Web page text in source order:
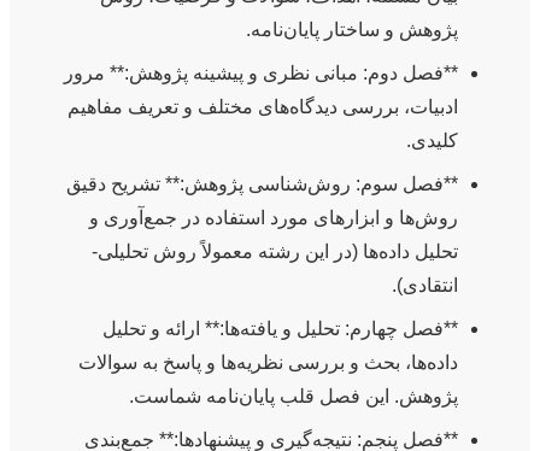
پژوهش و ساختار پایان‌نامه.
**فصل دوم: مبانی نظری و پیشینه پژوهش:** مرور
ادبیات، بررسی دیدگاه‌های مختلف و تعریف مفاهیم
کلیدی.
**فصل سوم: روش‌شناسی پژوهش:** تشریح دقیق
روش‌ها و ابزارهای مورد استفاده در جمع‌آوری و
تحلیل داده‌ها (در این رشته معمولاً روش تحلیلی-
انتقادی).
**فصل چهارم: تحلیل و یافته‌ها:** ارائه و تحلیل
داده‌ها، بحث و بررسی نظریه‌ها و پاسخ به سوالات
پژوهش. این فصل قلب پایان‌نامه شماست.
**فصل پنجم: نتیجه‌گیری و پیشنهادها:** جمع‌بندی